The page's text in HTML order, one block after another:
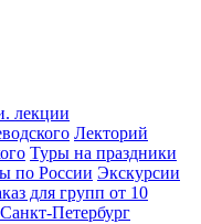
лекции
Лекторий
Туры на праздники
по России Экскурсии
для групп от 10
Петербург